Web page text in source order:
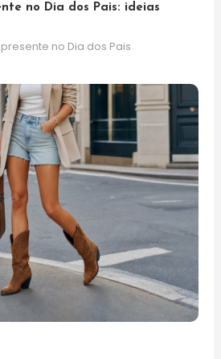
no Dia dos Pais: ideias
no Dia dos Pais